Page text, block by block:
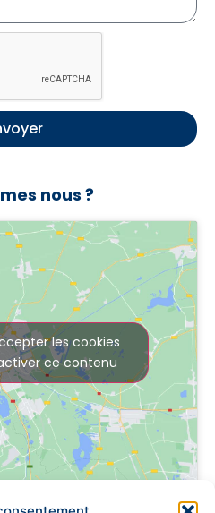
nous ?
les cookies
ce contenu